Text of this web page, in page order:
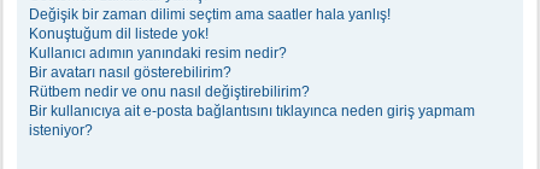
Değişik bir zaman dilimi seçtim ama saatler hala yanlış!
Konuştuğum dil listede yok!
Kullanıcı adımın yanındaki resim nedir?
Bir avatarı nasıl gösterebilirim?
Rütbem nedir ve onu nasıl değiştirebilirim?
Bir kullanıcıya ait e-posta bağlantısını tıklayınca neden giriş yapmam
isteniyor?